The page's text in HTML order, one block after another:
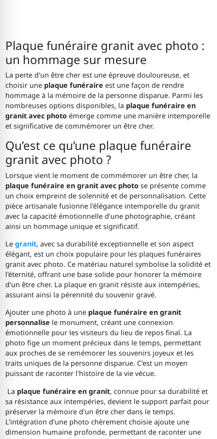
Plaque funéraire granit avec photo :
un hommage sur mesure
La perte d'un être cher est une épreuve douloureuse, et
choisir une plaque funéraireest une façon de rendre
hommage à la mémoire de la personne disparue. Parmi les
nombreuses options disponibles, la plaque funéraire en
granit avec photoémerge comme une manière intemporelle
et significative de commémorer un être cher.
Qu’est ce qu’une plaque funéraire
granit avec photo ?
Lorsque vient le moment de commémorer un être cher, la
plaque funéraire en granit avec photo se présente comme
un choix empreint de solennité et de personnalisation. Cette
pièce artisanale fusionne l'élégance intemporelle du granit
avec la capacité émotionnelle d'une photographie, créant
ainsi un hommage unique et significatif.
Legranit, avec sa durabilité exceptionnelle et son aspect
élégant, est un choix populaire pour les plaques funéraires
granit avec photo. Ce matériau naturel symbolise la solidité et
l'éternité, offrant une base solide pour honorer la mémoire
d'un être cher. La plaque en granit résiste aux intempéries,
assurant ainsi la pérennité du souvenir gravé.
Ajouter une photo à une plaque funéraire en granit
personnalise le monument, créant une connexion
émotionnelle pour les visiteurs du lieu de repos final. La
photo fige un moment précieux dans le temps, permettant
aux proches de se remémorer les souvenirs joyeux et les
traits uniques de la personne disparue. C'est un moyen
puissant de raconter l'histoire de la vie vécue.
La plaque funéraire en granit, connue pour sa durabilité et
sa résistance aux intempéries, devient le support parfait pour
préserver la mémoire d'un être cher dans le temps.
L'intégration d'une photo chèrement choisie ajoute une
dimension humaine profonde, permettant de raconter une